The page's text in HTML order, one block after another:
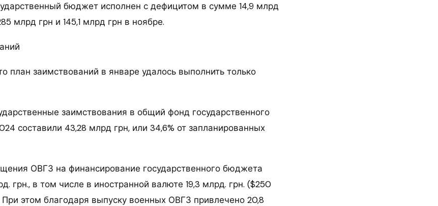
бюджет исполнен с дефицитом в сумме 14,9 млрд
млрд грн и 145,1 млрд грн в ноябре.
план заимствований в январе удалось выполнить только
заимствования в общий фонд государственного
составили 43,28 млрд грн, или 34,6% от запланированных
ОВГЗ на финансирование государственного бюджета
грн., в том числе в иностранной валюте 19,3 млрд. грн. ($250
этом благодаря выпуску военных ОВГЗ привлечено 20,8